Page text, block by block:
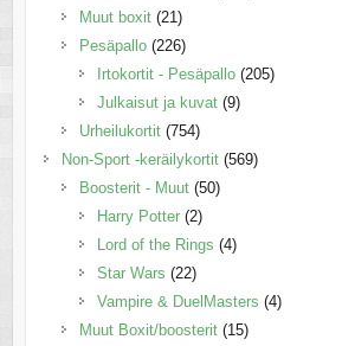
Muut boxit (21)
Pesäpallo (226)
Irtokortit - Pesäpallo (205)
Julkaisut ja kuvat (9)
Urheilukortit (754)
Non-Sport -keräilykortit (569)
Boosterit - Muut (50)
Harry Potter (2)
Lord of the Rings (4)
Star Wars (22)
Vampire & DuelMasters (4)
Muut Boxit/boosterit (15)